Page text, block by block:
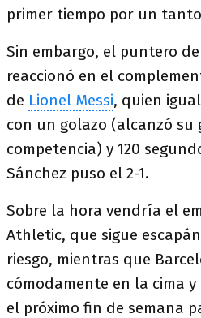
primer tiempo por un
Sin embargo, el puntero
reaccionó en el
de Lionel Messi, quien
con un golazo (alcanzó su
competencia) y 120
Sánchez puso el 2-1.
Sobre la hora vendría el
Athletic, que sigue
riesgo, mientras que
cómodamente en la cima
el próximo fin de semana